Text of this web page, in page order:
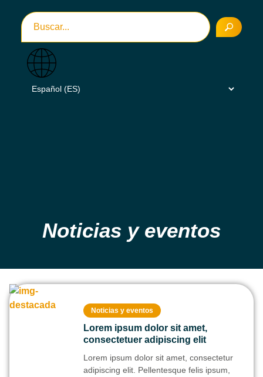
Noticias y eventos
Noticias y eventos
Lorem ipsum dolor sit amet,
consectetuer adipiscing elit
Lorem ipsum dolor sit amet, consectetur
adipiscing elit. Pellentesque felis ipsum,